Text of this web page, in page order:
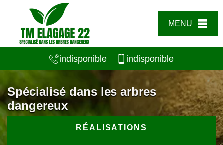
MENU
indisponible indisponible
Spécialisé dans les arbres
dangereux
RÉALISATIONS